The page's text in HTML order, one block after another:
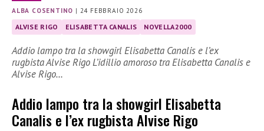
ALBA COSENTINO | 24 FEBBRAIO 2026
ALVISE RIGO ELISABETTA CANALIS NOVELLA2000
Addio lampo tra la showgirl Elisabetta Canalis e l’ex
rugbista Alvise Rigo L’idillio amoroso tra Elisabetta Canalis e
Alvise Rigo…
Addio lampo tra la showgirl Elisabetta
Canalis e l’ex rugbista Alvise Rigo